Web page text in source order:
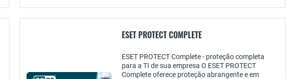
ESET PROTECT COMPLETE
ESET PROTECT Complete - proteção completa
para a TI de sua empresa O ESET PROTECT
Complete oferece proteção abrangente e em